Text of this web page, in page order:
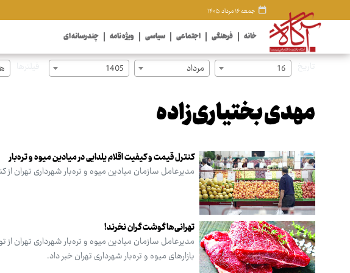
جمعه ۱۶ مرداد ۱۴۰۵
خانه فرهنگی اجتماعی سیاسی ویژه نامه چندرسانه ای
16 مرداد 1405
مهدی بختیاری‌زاده
کنترل قیمت و کیفیت اقلام یلدایی در میادین میوه و تره‌بار
مدیرعامل سازمان میادین میوه و تره‌بار شهرداری تهران از
تهرانی‌ها گوشت گران نخرند!
بازارهای میوه و تره‌بار شهرداری تهران خبر داد.